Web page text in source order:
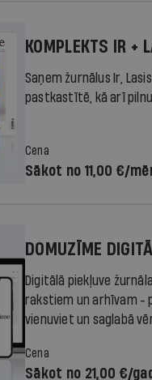
KOMPLEKTS IR +
Saņem žurnālus Ir,
pastkastītē, kā arī
Cena
Sākot no 11,00 €/
DOMUZĪME
Digitālā piekļuve
rakstiem un arhīvam -
vienuviet un saglabā
Cena
Sākot no 21,00 €/